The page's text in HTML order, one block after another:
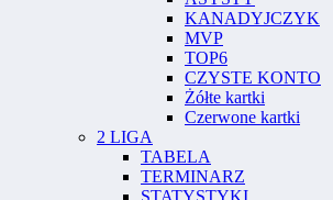
KANADYJCZYK
MVP
TOP6
CZYSTE KONTO
Żółte kartki
Czerwone kartki
2 LIGA
TABELA
TERMINARZ
STATYSTYKI